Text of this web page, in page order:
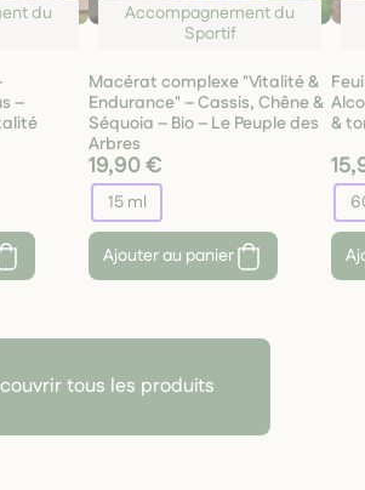
du
–
Accompagnement du
Sportif
Macérat complexe "Vitalité &
Endurance" – Cassis, Chêne &
Séquoia – Bio – Le Peuple des
Arbres
19,90 €
15 ml
Ajouter au panier
&
tous les produits